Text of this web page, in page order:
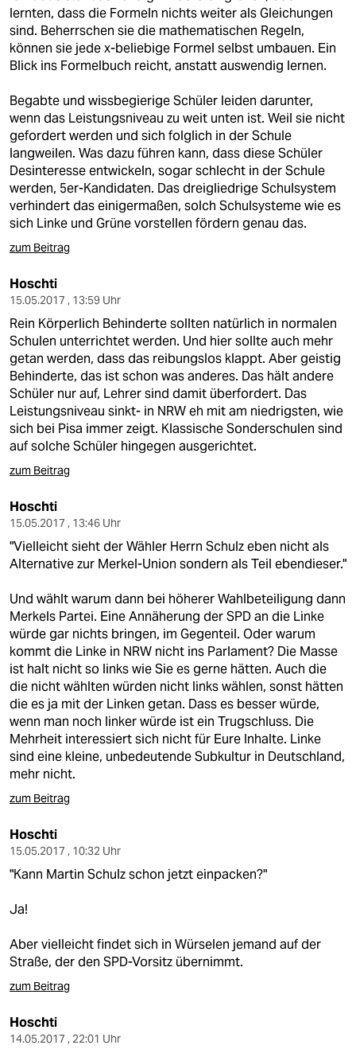
lernten, dass die Formeln nichts weiter als Gleichungen
sind. Beherrschen sie die mathematischen Regeln,
können sie jede x-beliebige Formel selbst umbauen. Ein
Blick ins Formelbuch reicht, anstatt auswendig lernen.
Begabte und wissbegierige Schüler leiden darunter,
wenn das Leistungsniveau zu weit unten ist. Weil sie nicht
gefordert werden und sich folglich in der Schule
langweilen. Was dazu führen kann, dass diese Schüler
Desinteresse entwickeln, sogar schlecht in der Schule
werden, 5er-Kandidaten. Das dreigliedrige Schulsystem
verhindert das einigermaßen, solch Schulsysteme wie es
sich Linke und Grüne vorstellen fördern genau das.
zum Beitrag
Hoschti
15.05.2017 , 13:59 Uhr
Rein Körperlich Behinderte sollten natürlich in normalen
Schulen unterrichtet werden. Und hier sollte auch mehr
getan werden, dass das reibungslos klappt. Aber geistig
Behinderte, das ist schon was anderes. Das hält andere
Schüler nur auf, Lehrer sind damit überfordert. Das
Leistungsniveau sinkt- in NRW eh mit am niedrigsten, wie
sich bei Pisa immer zeigt. Klassische Sonderschulen sind
auf solche Schüler hingegen ausgerichtet.
zum Beitrag
Hoschti
15.05.2017 , 13:46 Uhr
"Vielleicht sieht der Wähler Herrn Schulz eben nicht als
Alternative zur Merkel-Union sondern als Teil ebendieser."
Und wählt warum dann bei höherer Wahlbeteiligung dann
Merkels Partei. Eine Annäherung der SPD an die Linke
würde gar nichts bringen, im Gegenteil. Oder warum
kommt die Linke in NRW nicht ins Parlament? Die Masse
ist halt nicht so links wie Sie es gerne hätten. Auch die
die nicht wählten würden nicht links wählen, sonst hätten
die es ja mit der Linken getan. Dass es besser würde,
wenn man noch linker würde ist ein Trugschluss. Die
Mehrheit interessiert sich nicht für Eure Inhalte. Linke
sind eine kleine, unbedeutende Subkultur in Deutschland,
mehr nicht.
zum Beitrag
Hoschti
15.05.2017 , 10:32 Uhr
"Kann Martin Schulz schon jetzt einpacken?"
Ja!
Aber vielleicht findet sich in Würselen jemand auf der
Straße, der den SPD-Vorsitz übernimmt.
zum Beitrag
Hoschti
14.05.2017 , 22:01 Uhr